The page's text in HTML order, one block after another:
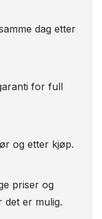
dag etter
for full
og etter kjøp.
priser og
det er mulig.